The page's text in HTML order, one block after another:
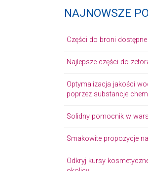
NAJNOWSZE
Części do broni
Najlepsze części do
Optymalizacja jakości
poprzez substancje
Solidny pomocnik w
Smakowite propozycje
Odkryj kursy